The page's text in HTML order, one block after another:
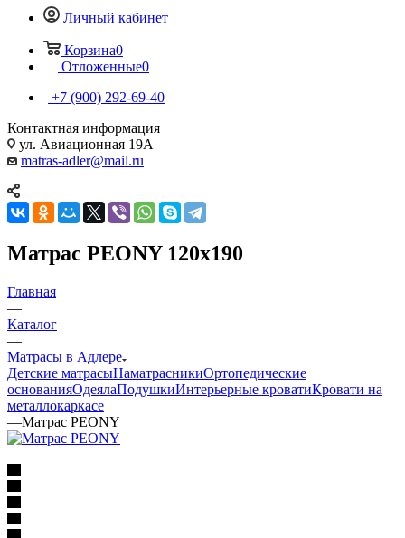
Личный кабинет
Корзина0
Отложенные0
+7 (900) 292-69-40
Контактная информация
ул. Авиационная 19А
matras-adler@mail.ru
Матрас PEONY 120x190
Главная
—
Каталог
—
Матрасы в Адлере
Детские матрасыНаматрасникиОртопедические
основанияОдеялаПодушкиИнтерьерные кроватиКровати на
металлокаркасе
—Матрас PEONY